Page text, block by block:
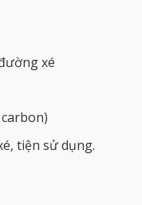
xé
tiện sử dụng.